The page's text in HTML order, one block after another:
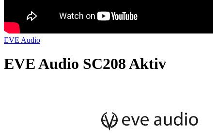
EVE Audio
EVE Audio SC208 Aktiv